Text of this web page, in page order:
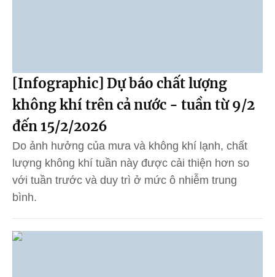
[Infographic] Dự báo chất lượng
không khí trên cả nước - tuần từ 9/2
đến 15/2/2026
Do ảnh hưởng của mưa và không khí lạnh, chất
lượng không khí tuần này được cải thiện hơn so
với tuần trước và duy trì ở mức ô nhiễm trung
bình.